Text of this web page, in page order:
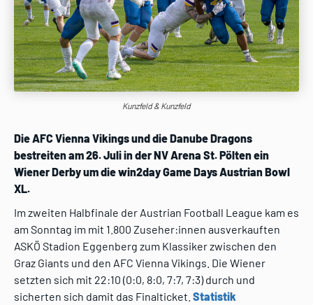
Kunzfeld & Kunzfeld
Die AFC Vienna Vikings und die Danube Dragons
bestreiten am 26. Juli in der NV Arena St. Pölten ein
Wiener Derby um die win2day Game Days Austrian Bowl
XL.
Im zweiten Halbfinale der Austrian Football League kam es
am Sonntag im mit 1.800 Zuseher:innen ausverkauften
ASKÖ Stadion Eggenberg zum Klassiker zwischen den
Graz Giants und den AFC Vienna Vikings. Die Wiener
setzten sich mit 22:10 (0:0, 8:0, 7:7, 7:3) durch und
sicherten sich damit das Finalticket. Statistik